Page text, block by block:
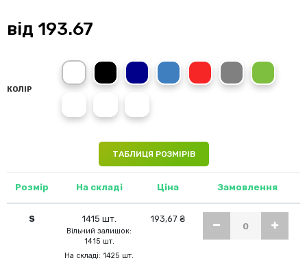
від 193.67
КОЛІР
white pitch blacknavy royal red charcoalirish green
ТАБЛИЦЯ РОЗМІРІВ
Розмір На складі Ціна Замовлення
S 1415 шт.
Вільний залишок:
1415 шт.
На складі: 1425 шт.
193,67 ₴